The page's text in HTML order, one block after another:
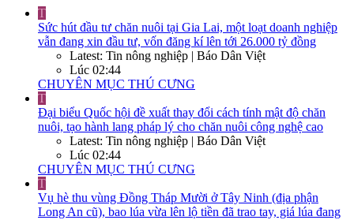
T
Sức hút đầu tư chăn nuôi tại Gia Lai, một loạt doanh nghiệp
vẫn đang xin đầu tư, vốn đăng kí lên tới 26.000 tỷ đồng
Latest: Tin nông nghiệp | Báo Dân Việt
Lúc 02:44
CHUYÊN MỤC THÚ CƯNG
T
Đại biểu Quốc hội đề xuất thay đổi cách tính mật độ chăn
nuôi, tạo hành lang pháp lý cho chăn nuôi công nghệ cao
Latest: Tin nông nghiệp | Báo Dân Việt
Lúc 02:44
CHUYÊN MỤC THÚ CƯNG
T
Vụ hè thu vùng Đồng Tháp Mười ở Tây Ninh (địa phận
Long An cũ), bao lúa vừa lên lộ tiền đã trao tay, giá lúa đang